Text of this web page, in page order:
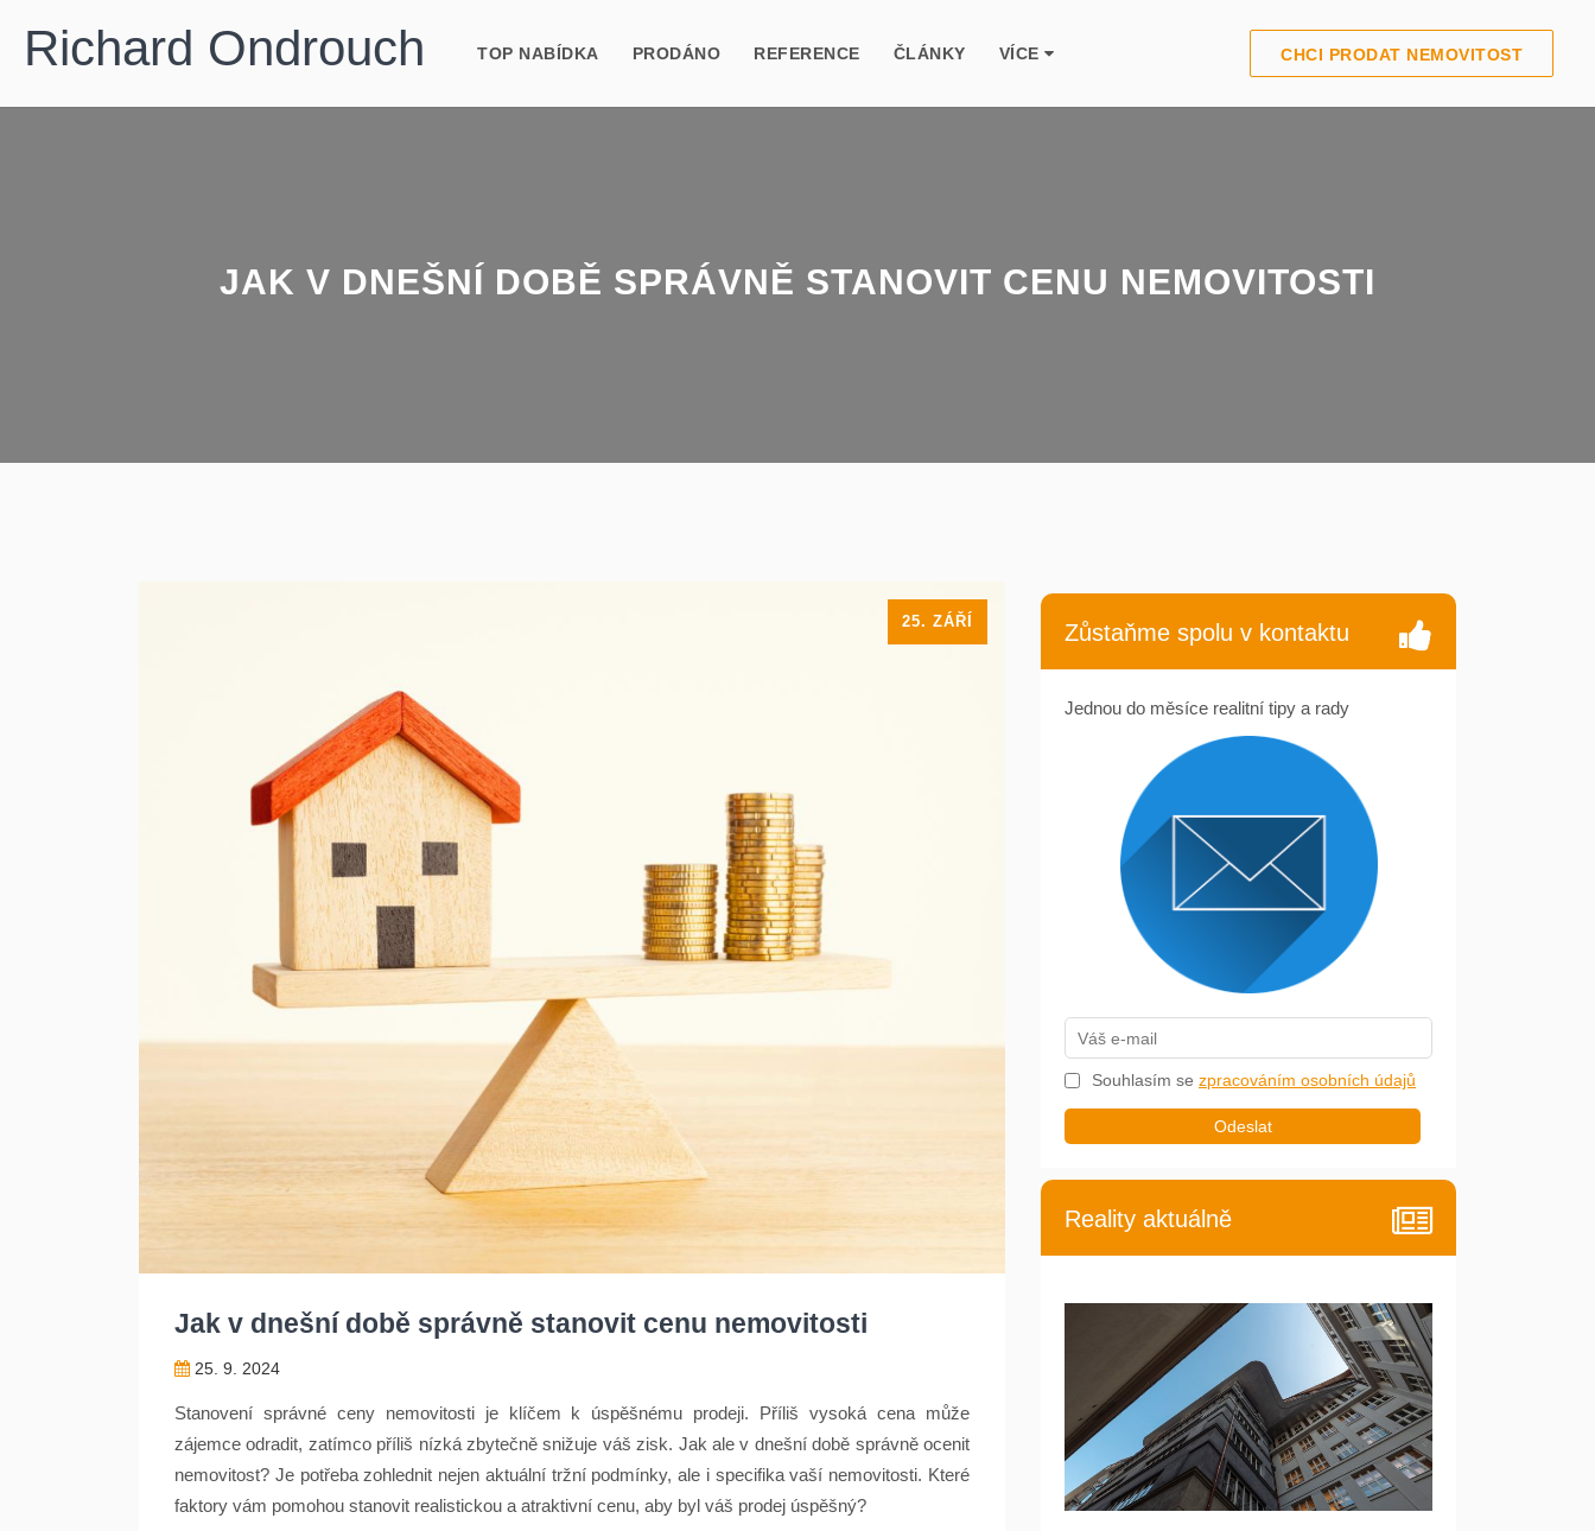
Richard Ondrouch TOP NABÍDKA PRODÁNO REFERENCE ČLÁNKY VÍCE CHCI PRODAT NEMOVITOST
JAK V DNEŠNÍ DOBĚ SPRÁVNĚ STANOVIT CENU NEMOVITOSTI
Jak v dnešní době správně stanovit cenu nemovitosti
25. 9. 2024
25. ZÁŘÍ
Stanovení správné ceny nemovitosti je klíčem k úspěšnému prodeji. Příliš vysoká cena může
zájemce odradit, zatímco příliš nízká zbytečně snižuje váš zisk. Jak ale v dnešní době správně ocenit
nemovitost? Je potřeba zohlednit nejen aktuální tržní podmínky, ale i specifika vaší nemovitosti. Které
faktory vám pomohou stanovit realistickou a atraktivní cenu, aby byl váš prodej úspěšný?
Zůstaňme spolu v kontaktu
Jednou do měsíce realitní tipy a rady
Souhlasím se zpracováním osobních údajů
Odeslat
Reality aktuálně